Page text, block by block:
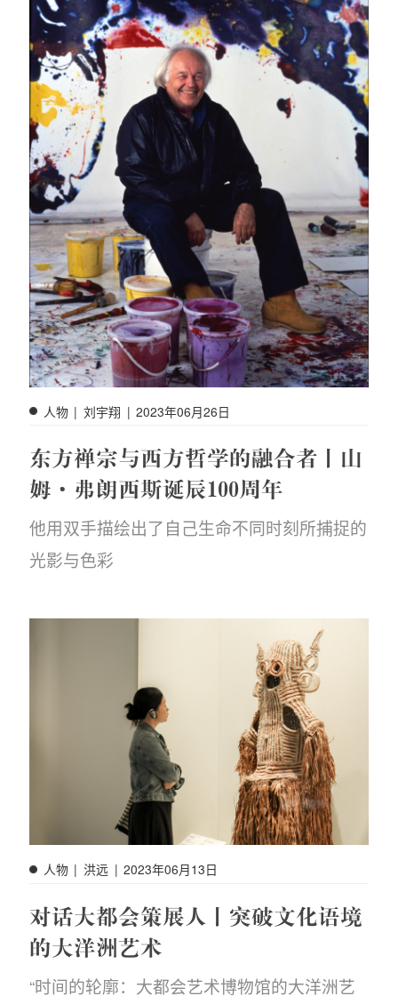
订阅邮件
东方禅宗与西方哲学的融合者丨山
姆·弗朗西斯诞辰100周年
他用双手描绘出了自己生命不同时刻所捕捉的
光影与色彩
人物 | 刘宇翔 | 2023年06月26日
对话大都会策展人丨突破文化语境
的大洋洲艺术
“时间的轮廓：大都会艺术博物馆的大洋洲艺
人物 | 洪远 | 2023年06月13日